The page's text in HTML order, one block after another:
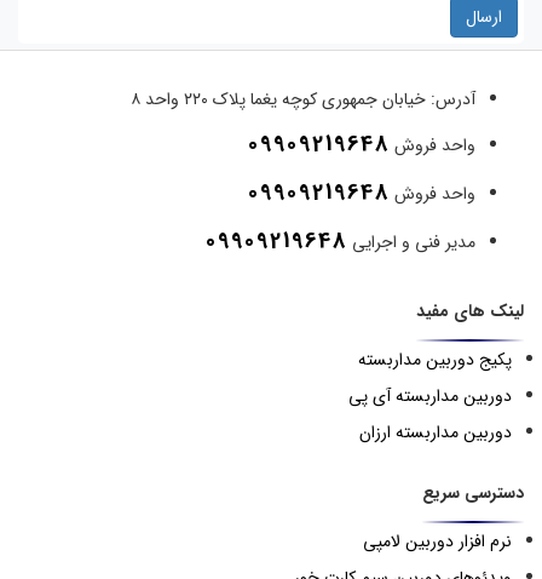
ارسال
آدرس: خیابان جمهوری کوچه یغما پلاک ۲۲۰ واحد ۸
واحد فروش 09909219648
واحد فروش 09909219648
مدیر فنی و اجرایی 09909219648
لینک های مفید
پکیج دوربین مداربسته
دوربین مداربسته آی پی
دوربین مداربسته ارزان
دسترسی سریع
نرم افزار دوربین لامپی